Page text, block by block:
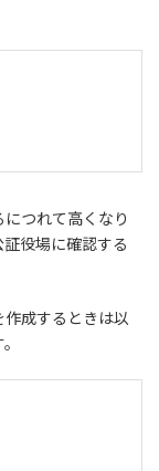
つれて高くなり
役場に確認する
成するときは以